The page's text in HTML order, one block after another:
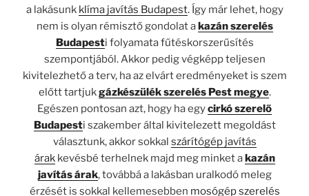
a lakásunk klíma javítás Budapest. Így már lehet, hogy
nem is olyan rémisztő gondolat akazán szerelés
Budapesti folyamata fűtéskorszerűsítés
szempontjából. Akkor pedig végképp teljesen
kivitelezhető a terv, ha az elvárt eredményeket is szem
előtt tartjukgázkészülék szerelés Pest megye.
Egészen pontosan azt, hogy ha egycirkó szerelő
Budapesti szakember által kivitelezett megoldást
választunk, akkor sokkal szárítógép javítás
árakkevésbé terhelnek majd meg minket akazán
javítás árak, továbbá a lakásban uralkodó meleg
érzését is sokkal kellemesebben mosógép szerelés